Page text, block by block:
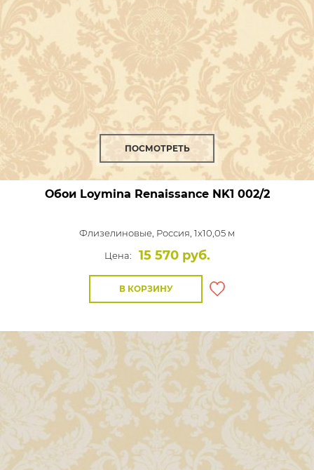
ПОСМОТРЕТЬ
Обои Loymina RenaissanceNK1 002/2
Флизелиновые, Россия, 1x10,05 м
Цена:
15 570 руб.
В КОРЗИНУ